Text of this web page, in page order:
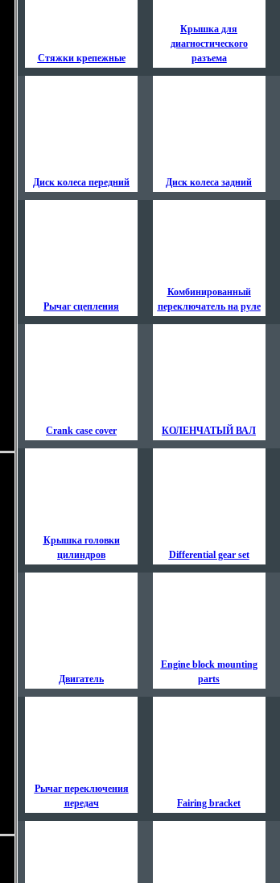
Стяжки крепежные
Крышка для
диагностического
разъема
Диск колеса передний Диск колеса задний
Рычаг сцепления
Комбинированный
переключатель на руле
Crank case cover КОЛЕНЧАТЫЙ ВАЛ
Крышка головки
цилиндров
Differential gear set
Двигатель
Engine block mounting
parts
Рычаг переключения
передач
Fairing bracket